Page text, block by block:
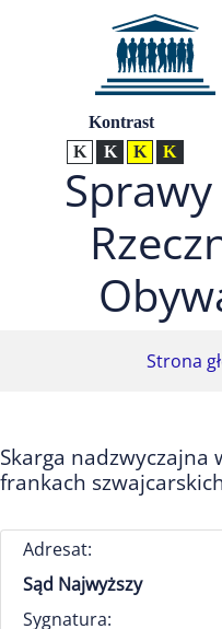
Przejdź do menu
Przejdź do treści (nacisnij
Przejdź do mapy serwisu
UstawieniaKontrast
Kontrast normalny
Kontrast biały
Kontrast
Strona
Skarga
frankach
Adresat:
Sąd Najwyższy
Sygnatura: